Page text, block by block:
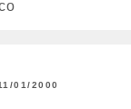
01/2000